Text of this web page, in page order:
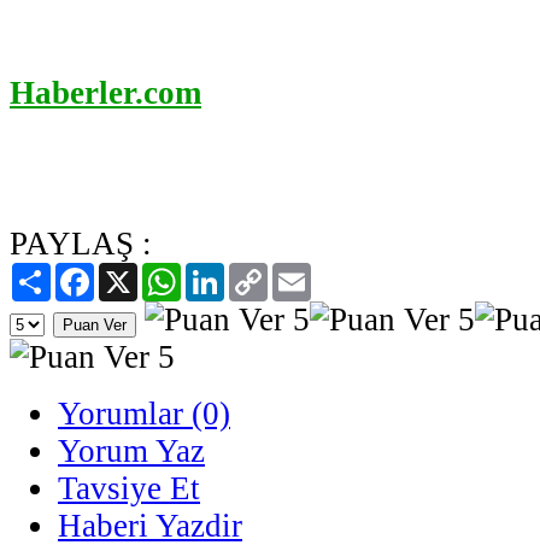
Haberler.com
PAYLAŞ :
PaylaşFacebook
X WhatsAppLinkedIn
Copy
Link
Yorumlar (0)
Yorum Yaz
Tavsiye Et
Haberi Yazdir